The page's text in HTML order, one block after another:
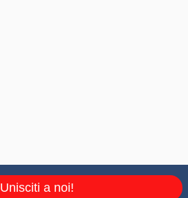
Unisciti a noi!